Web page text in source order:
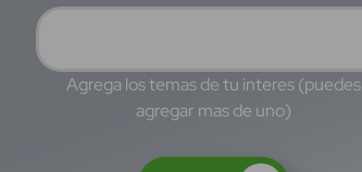
Agrega los temas de tu interes (puedes
agregar mas de uno)